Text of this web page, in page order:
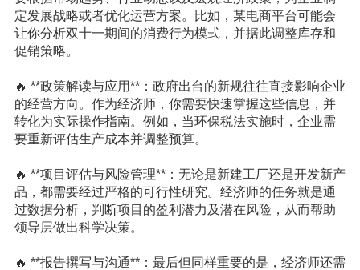
定发展战略或者优化运营方案。比如，某电商平台可能会
让你分析双十一期间的消费行为模式，并据此调整库存和
促销策略。
🔥 **政策解读与应用**：政府出台的新规往往直接影响企业
的经营方向。作为经济师，你需要快速掌握这些信息，并
转化为实际操作指南。例如，当环保税法实施时，企业需
要重新评估生产成本并调整预算。
🔥 **项目评估与风险管理**：无论是新建工厂还是开发新产
品，都需要经过严格的可行性研究。经济师的任务就是通
过数据分析，判断项目的盈利潜力及潜在风险，从而帮助
领导层做出科学决策。
🔥 **报告撰写与沟通**：最后但同样重要的是，经济师还需